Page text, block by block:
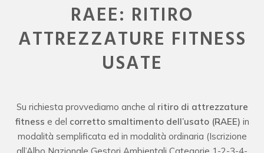
RAEE: RITIRO
ATTREZZATURE FITNESS
USATE
Su richiesta provvediamo anche al ritiro di attrezzature
fitness e del corretto smaltimento dell’usato (RAEE) in
modalità semplificata ed in modalità ordinaria (Iscrizione